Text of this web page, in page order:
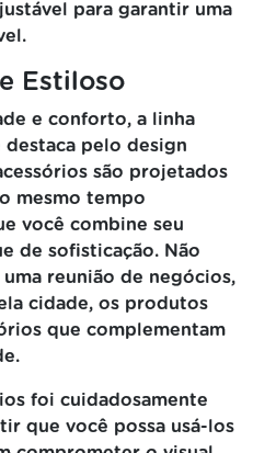
para garantir uma
Estiloso
e conforto, a linha
destaca pelo design
são projetados
mesmo tempo
você combine seu
de sofisticação. Não
reunião de negócios,
cidade, os produtos
que complementam
foi cuidadosamente
que você possa usá-los